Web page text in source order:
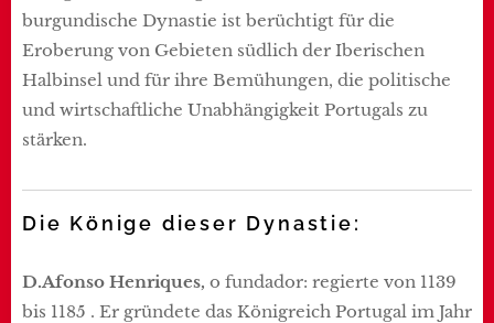
burgundische Dynastie ist berüchtigt für die
Eroberung von Gebieten südlich der Iberischen
Halbinsel und für ihre Bemühungen, die politische
und wirtschaftliche Unabhängigkeit Portugals zu
stärken.
Die Könige dieser Dynastie:
D.Afonso Henriques, o fundador: regierte von 1139
bis 1185 . Er gründete das Königreich Portugal im Jahr